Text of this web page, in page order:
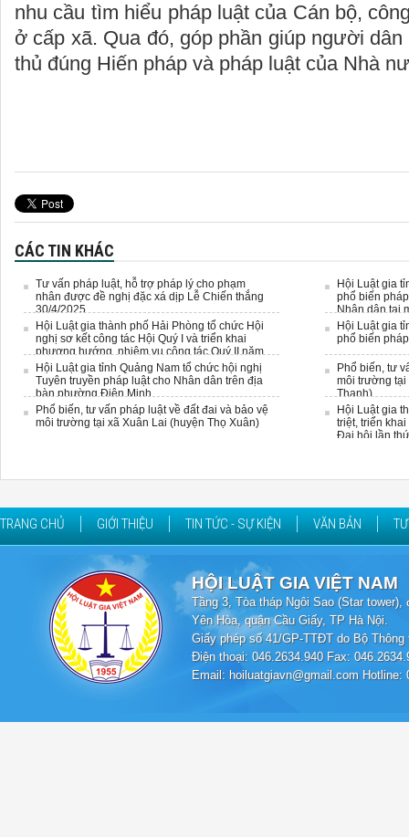
nhu cầu tìm hiểu pháp luật của Cán bộ,
ở cấp xã. Qua đó, góp phần giúp người
thủ đúng Hiến pháp và pháp luật của Nhà
CÁC TIN KHÁC
Tư vấn pháp luật, hỗ trợ pháp lý cho phạm
nhân được đề nghị đặc xá dịp Lễ Chiến thắng
30/4/2025
Hội Luật gia thành phố Hải Phòng tổ chức Hội
nghị sơ kết công tác Hội Quý I và triển khai
phương hướng, nhiệm vụ công tác Quý II năm
2025
Hội Luật gia tỉnh Quảng Nam tổ chức hội nghị
Tuyên truyền pháp luật cho Nhân dân trên địa
bàn phường Điện Minh.
Phổ biến, tư vấn pháp luật về đất đai và bảo vệ
môi trường tại xã Xuân Lai (huyện Thọ Xuân)
Hội Luật gia
phổ biến
Nhân dân tại
Hội Luật gia
phổ biến
Phổ biến, tư
môi trường tại
Thanh)
Hội Luật gia
triệt, triển
Đại hội lần
TRANG CHỦ GIỚI THIỆU TIN TỨC - SỰ KIỆN VĂN BẢN
HỘI LUẬT GIA VIỆT NAM
Tầng 3, Tòa tháp Ngôi Sao (Star
Yên Hòa, quận Cầu Giấy, TP Hà Nội.
Giấy phép số 41/GP-TTĐT do Bộ
Điện thoại: 046.2634.940 Fax:
Email: hoiluatgiavn@gmail.com Hotline: